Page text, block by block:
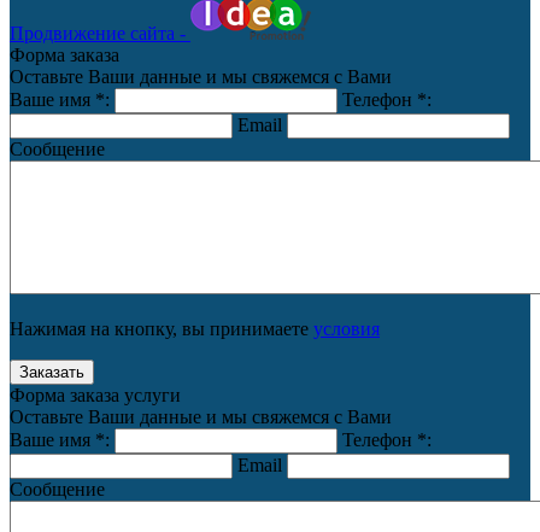
Продвижение сайта -
Форма заказа
Оставьте Ваши данные и мы свяжемся с Вами
Ваше имя *: Телефон *:
Email
Сообщение
Нажимая на кнопку, вы принимаете условия
Форма заказа услуги
Оставьте Ваши данные и мы свяжемся с Вами
Ваше имя *: Телефон *:
Email
Сообщение